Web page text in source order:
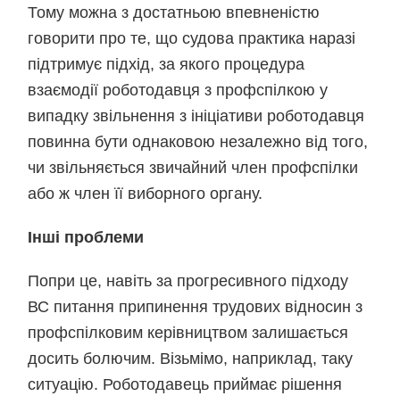
Тому можна з достатньою впевненістю
говорити про те, що судова практика наразі
підтримує підхід, за якого процедура
взаємодії роботодавця з профспілкою у
випадку звільнення з ініціативи роботодавця
повинна бути однаковою незалежно від того,
чи звільняється звичайний член профспілки
або ж член її виборного органу.
Інші проблеми
Попри це, навіть за прогресивного підходу
ВС питання припинення трудових відносин з
профспілковим керівництвом залишається
досить болючим. Візьмімо, наприклад, таку
ситуацію. Роботодавець приймає рішення